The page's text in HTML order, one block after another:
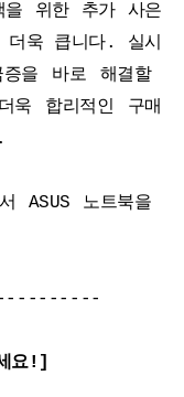
위한 추가 사은
욱 큽니다. 실시
을 바로 해결할
욱 합리적인 구매
ASUS 노트북을
요!]